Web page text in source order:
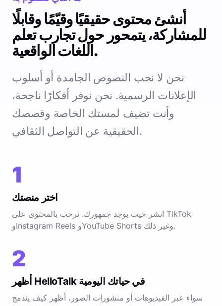
أنشئ محتوى حقيقيًا وقيّمًا وقابلًا
للمشاركة، يتمحور حول تجارب تعلم
اللغات الواقعية.
نحن لا نحب النصوص الجامدة أو أسلوب
الإعلانات الرسمية. نحن نوفر أفكارًا ناجحة،
وأنت تضيف لمستك الخاصة وقصصك
الحقيقية عن التواصل الثقافي.
1
اختر منصتك
انشر حيث يوجد جمهورك. نرحب بالمحتوى على TikTok
وInstagram Reels وYouTube Shorts وغير ذلك.
2
أظهر HelloTalk في حياتك اليومية
سواء عبر الفيديوهات أو منشورات الصور، أظهر كيف يندمج